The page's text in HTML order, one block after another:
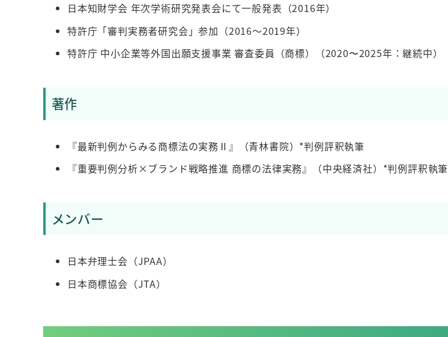
日本知財学会 年次学術研究発表会にて一般発表（2016年）
特許庁「審判実務者研究会」参加（2016～2019年）
特許庁 中小企業等外国出願支援事業 審査委員（商標）（2020〜2025年：継続中）
著作
『最新判例からみる商標法の実務Ⅱ』（青林書院）*判例評釈執筆
『重要判例分析×ブランド戦略推進 商標の法律実務』（中央経済社）*判例評釈執筆
メンバー
日本弁理士会（JPAA）
日本商標協会（JTA）